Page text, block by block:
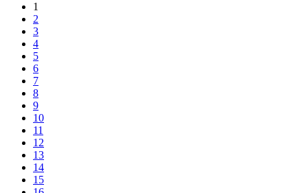
1
2
3
4
5
6
7
8
9
10
11
12
13
14
15